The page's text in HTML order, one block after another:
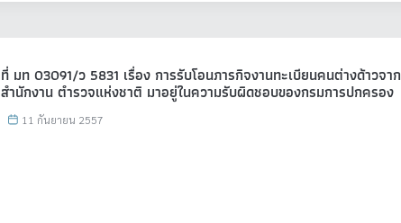
ที่ มท 03091/ว 5831 เรื่อง การรับโอนภารกิจงานทะเบียนคนต่างด้าวจาก
สำนักงาน ตำรวจแห่งชาติ มาอยู่ในความรับผิดชอบของกรมการปกครอง
11 กันยายน 2557